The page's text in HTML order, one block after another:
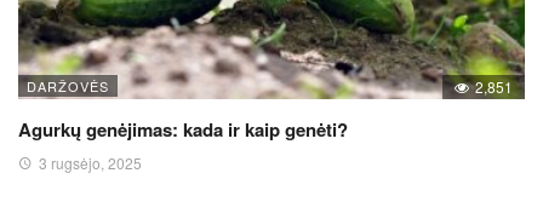
DARŽOVĖS 2,851
Agurkų genėjimas: kada ir kaip genėti?
3 rugsėjo, 2025